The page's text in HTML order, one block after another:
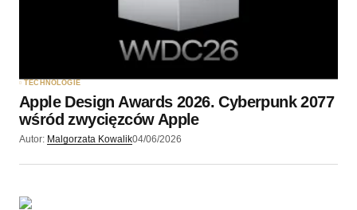
TECHNOLOGIE
Apple Design Awards 2026. Cyberpunk 2077
wśród zwycięzców Apple
Autor: Malgorzata Kowalik04/06/2026